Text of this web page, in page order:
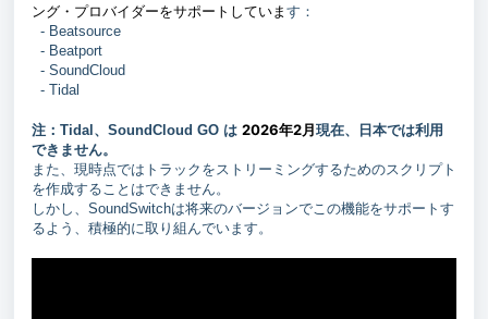
ング・プロバイダーをサポートしていま す：
- Beatsource
- Beatport
- SoundCloud
- Tidal
注： Tidal、SoundCloud GO は 2026年2月現在、日本では利用
できません。
また、現時点ではトラックをストリーミングするためのスクリプト
を作成することはできません。
しかし、SoundSwitchは将来のバージョンでこの機能をサポートす
るよう、積極的に取り組んでいます。